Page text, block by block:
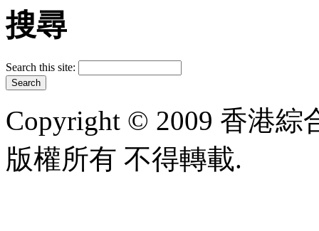
搜尋
Search this site:
Copyright © 2009 香港綜
版權所有 不得轉載.